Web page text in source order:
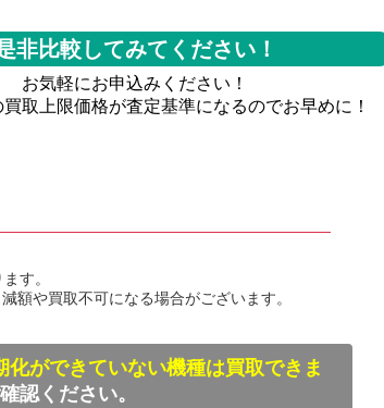
非比較してみてください！
お気軽にお申込みください！
取上限価格が査定基準になるのでお早めに！
す。
額や買取不可になる場合がございます。
ができていない機種は買取できま
認ください。